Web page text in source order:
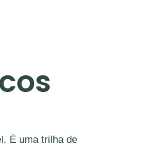
É uma trilha de